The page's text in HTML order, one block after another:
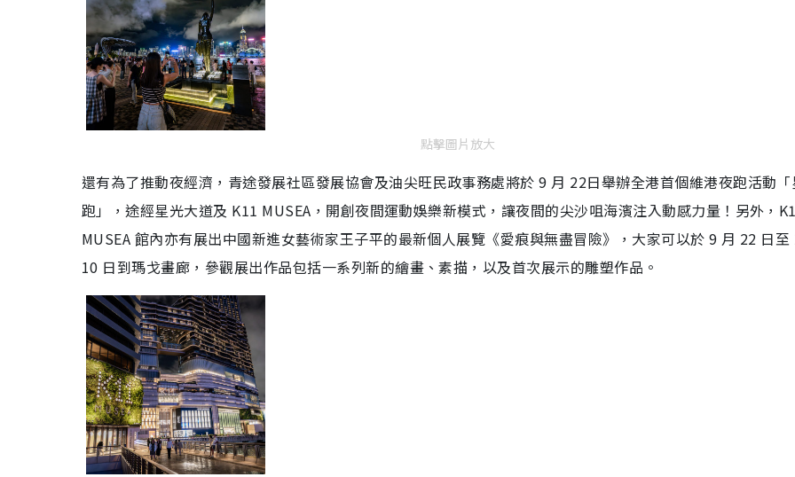
點擊圖片放大
還有為了推動夜經濟，青途發展社區發展協會及油尖旺民政事務處將於 9 月 22日舉辦全港首個維港夜跑活動「
跑」，途經星光大道及 K11 MUSEA，開創夜間運動娛樂新模式，讓夜間的尖沙咀海濱注入動感力量！另外，
MUSEA 館內亦有展出中國新進女藝術家王子平的最新個人展覽《愛痕與無盡冒險》，大家可以於 9 月 22 日至
10 日到瑪戈畫廊，參觀展出作品包括一系列新的繪畫、素描，以及首次展示的雕塑作品。